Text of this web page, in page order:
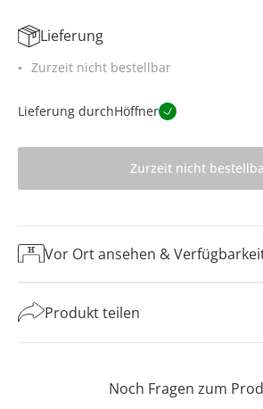
Lieferung
Zurzeit nicht bestellbar
Lieferung durchHöffner
Zurzeit nicht
Vor Ort ansehen &
Produkt teilen
Noch Fragen zum